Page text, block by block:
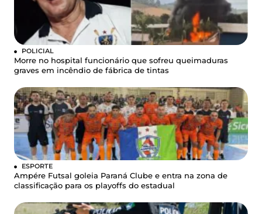
POLICIAL
Morre no hospital funcionário que sofreu queimaduras
graves em incêndio de fábrica de tintas
ESPORTE
Ampére Futsal goleia Paraná Clube e entra na zona de
classificação para os playoffs do estadual